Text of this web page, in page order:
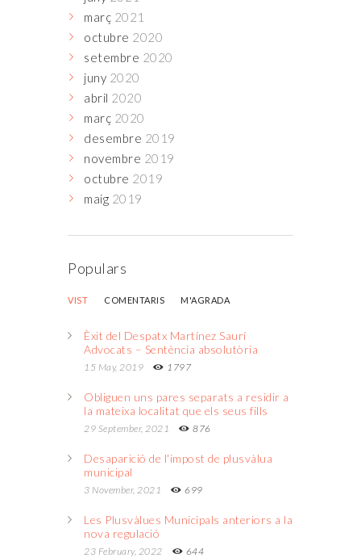
març 2021
octubre 2020
setembre 2020
juny 2020
abril 2020
març 2020
desembre 2019
novembre 2019
octubre 2019
maig 2019
Populars
VIST COMENTARIS M'AGRADA
Èxit del Despatx Martínez Saurí
Advocats – Sentència absolutòria
15 May, 2019 1797
Obliguen uns pares separats a residir a
la mateixa localitat que els seus fills
29 September, 2021 876
Desaparició de l'impost de plusvàlua
municipal
3 November, 2021 699
Les Plusvàlues Municipals anteriors a la
nova regulació
23 February, 2022 644